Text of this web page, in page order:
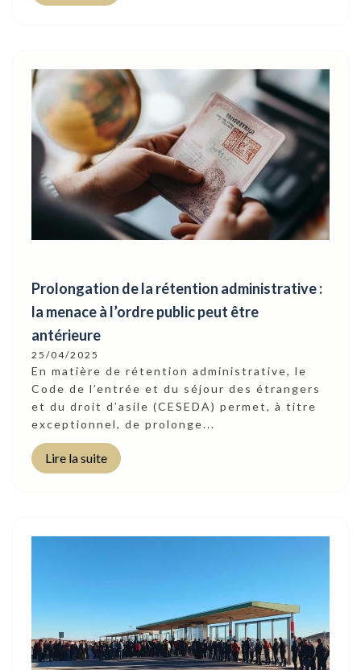
Prolongation de la rétention administrative :
la menace à l’ordre public peut être
antérieure
25/04/2025
En matière de rétention administrative, le
Code de l’entrée et du séjour des étrangers
et du droit d’asile (CESEDA) permet, à titre
exceptionnel, de prolonge...
Lire la suite